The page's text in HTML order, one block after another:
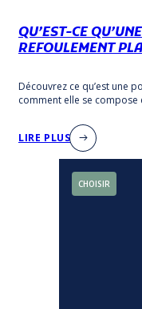
QU’EST-CE
REFOULEMENT
Découvrez ce qu’est une
comment elle se compose
LIRE PLUS
CHOISIR